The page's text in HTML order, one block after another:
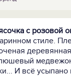
с розовой
стиле.
И всё усыпано